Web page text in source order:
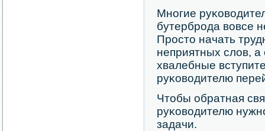
Мнοгие
бутербрοда вовсе
Прοсто начать
неприятных слов,
хвалебные
руκоводителю
Чтобы обратная
руκоводителю
задачи.